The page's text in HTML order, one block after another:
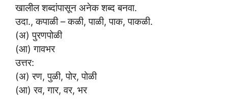
खालील शब्दांपासून अनेक शब्द बनवा.
उदा., कपाळी – कळी, पाळी, पाक, पाकळी.
(अ) पुरणपोळी
(आ) गावभर
उत्तर:
(अ) रण, पुळी, पोर, पोळी
(आ) रव, गार, वर, भर